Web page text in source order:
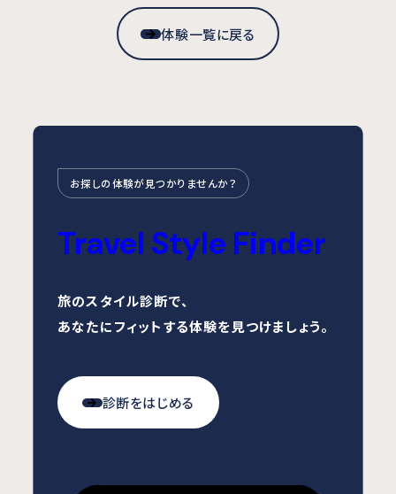
体験一覧に戻る
Travel Style Finder
お探しの体験が見つかりませんか？
旅のスタイル診断で、
あなたにフィットする体験を見つけましょう。
診断をはじめる